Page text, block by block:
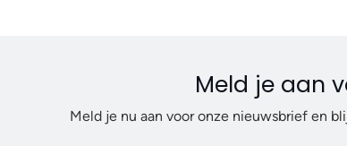
Meld je aan
Meld je nu aan voor onze nieuwsbrief en